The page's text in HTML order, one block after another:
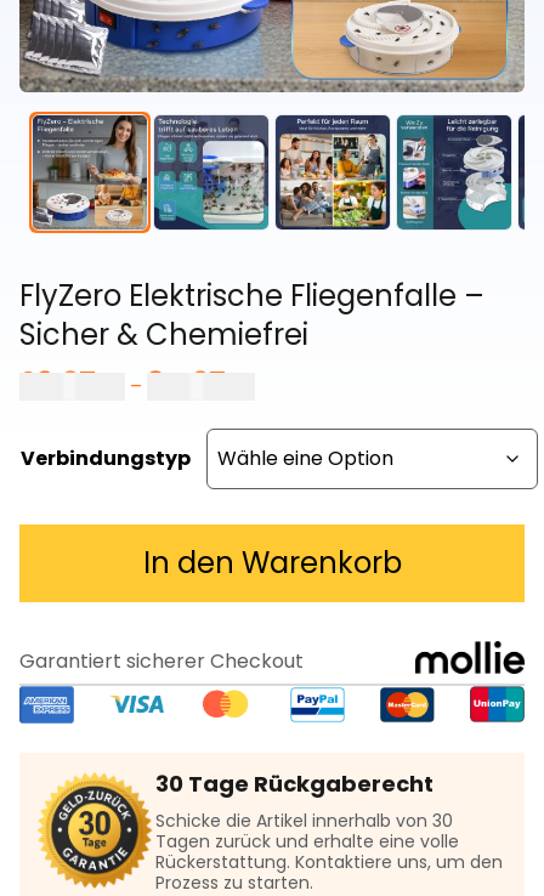
FlyZero Elektrische Fliegenfalle –
Sicher & Chemiefrei
29,97
– 34,97
bis
34,97 €
Verbindungstyp
In den Warenkorb
Garantiert sicherer Checkout
30 Tage Rückgaberecht
Schicke die Artikel innerhalb von 30
Tagen zurück und erhalte eine volle
Rückerstattung. Kontaktiere uns, um den
Prozess zu starten.